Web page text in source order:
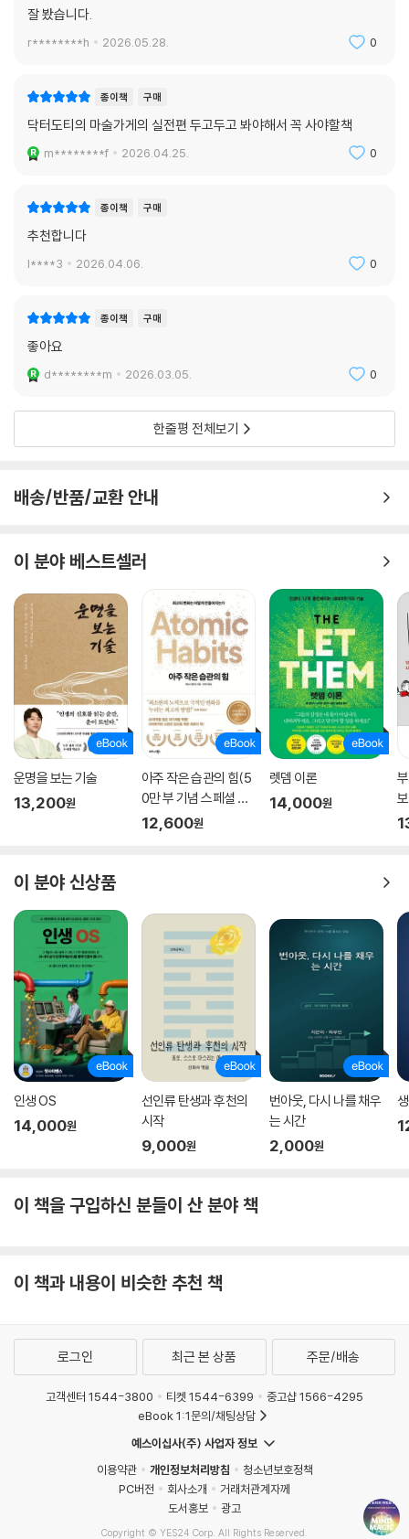
잘 봤습니다.
r********h 2026.05.28. 0
종이책 구매
닥터도티의 마술가게의 실전편 두고두고 봐야해서 꼭 사야할책
m********f 2026.04.25. 0
종이책 구매
추천합니다
l****3 2026.04.06. 0
종이책 구매
좋아요
d********m 2026.03.05. 0
한줄평 전체보기
배송/반품/교환 안내
이 분야 베스트셀러
운명을 보는 기술
13,200원
아주 작은 습관의 힘(5
0만 부 기념 스페셜 에
디션)
12,600원
렛뎀 이론
14,000원
이 분야 신상품
인생 OS
14,000원
선인류 탄생과 후천의
시작
9,000원
번아웃, 다시 나를 채우
는 시간
2,000원
이 책을 구입하신 분들이 산 분야 책
이 책과 내용이 비슷한 추천 책
로그인 최근 본 상품 주문/배송
고객센터 1544-3800 티켓 1544-6399
중고샵 1566-4295
eBook 1:1문의/채팅상담
예스이십사(주) 사업자 정보
이용약관
개인정보처리방침
청소년보호정책
PC버전
회사소개
거래처관계자께
도서홍보
광고
Copyright © YES24 Corp. All Rights Reserved.